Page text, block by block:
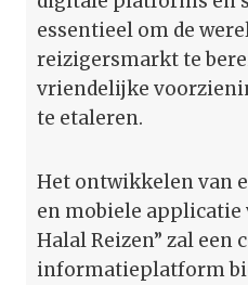
essentieel om de
reizigersmarkt te
vriendelijke
te etaleren.
Het ontwikkelen van
en mobiele applicatie
Halal Reizen” zal een
informatieplatform